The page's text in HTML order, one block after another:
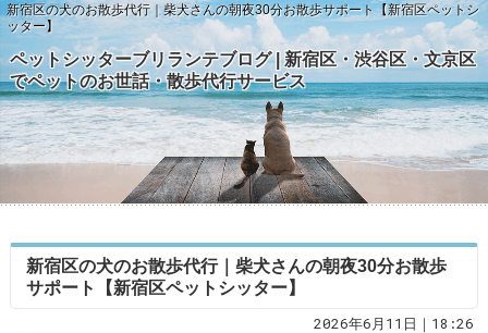
新宿区の犬のお散歩代行｜柴犬さんの朝夜30分お散歩サポート【新宿区ペットシ
ッター】
ペットシッターブリランテブログ | 新宿区・渋谷区・文京区
でペットのお世話・散歩代行サービス
新宿区の犬のお散歩代行｜柴犬さんの朝夜30分お散歩
サポート【新宿区ペットシッター】
2026年6月11日｜18:26